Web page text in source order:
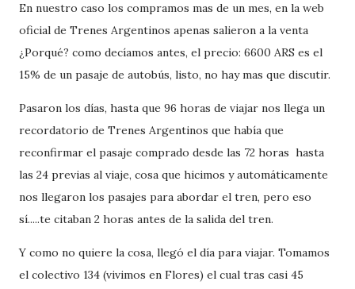
En nuestro caso los compramos mas de un mes, en la web
oficial de Trenes Argentinos apenas salieron a la venta
¿Porqué? como decíamos antes, el precio: 6600 ARS es el
15% de un pasaje de autobús, listo, no hay mas que discutir.
Pasaron los días, hasta que 96 horas de viajar nos llega un
recordatorio de Trenes Argentinos que había que
reconfirmar el pasaje comprado desde las 72 horas hasta
las 24 previas al viaje, cosa que hicimos y automáticamente
nos llegaron los pasajes para abordar el tren, pero eso
sí.....te citaban 2 horas antes de la salida del tren.
Y como no quiere la cosa, llegó el día para viajar. Tomamos
el colectivo 134 (vivimos en Flores) el cual tras casi 45